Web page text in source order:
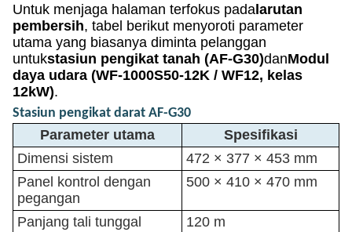
Untuk menjaga halaman terfokus padalarutan
pembersih, tabel berikut menyoroti parameter
utama yang biasanya diminta pelanggan
untukstasiun pengikat tanah (AF-G30)danModul
daya udara (WF-1000S50-12K / WF12, kelas
12kW).
Stasiun pengikat darat AF-G30
Parameter utama
Spesifikasi
Dimensi sistem
472 × 377 × 453 mm
Panel kontrol dengan
pegangan
500 × 410 × 470 mm
Panjang tali tunggal
120 m